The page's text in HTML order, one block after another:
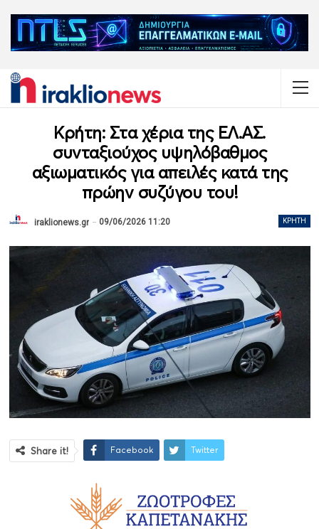
Κρήτη: Στα χέρια της ΕΛ.ΑΣ.
συνταξιούχος υψηλόβαθμος
αξιωματικός για απειλές κατά της
πρώην συζύγου του!
ΚΡΉΤΗ
iraklionews.gr 09/06/2026 11:20
Share it! Facebook Twitter